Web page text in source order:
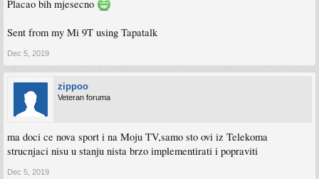
Placao bih mjesecno
Sent from my Mi 9T using Tapatalk
Dec 5, 2019
zippoo
Veteran foruma
ma doci ce nova sport i na Moju TV,samo sto ovi iz Telekoma
strucnjaci nisu u stanju nista brzo implementirati i popraviti
Dec 5, 2019